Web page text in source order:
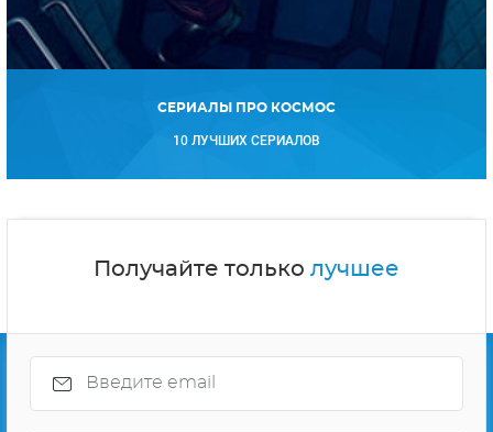
СЕРИАЛЫ ПРО КОСМОС
10 ЛУЧШИХ СЕРИАЛОВ
Получайте только лучшее